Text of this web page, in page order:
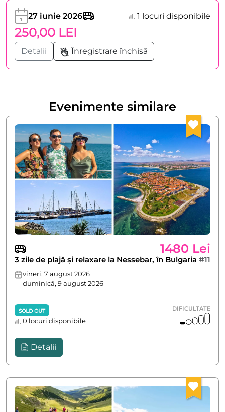
27 iunie 2026 1 locuri disponibile
250,00 LEI
Detalii Înregistrare închisă
Evenimente similare
1480 Lei
3 zile de plajă și relaxare la Nessebar, în Bulgaria #11
vineri, 7 august 2026
duminică, 9 august 2026
SOLD OUT
0 locuri disponibile
DIFICULTATE
Detalii